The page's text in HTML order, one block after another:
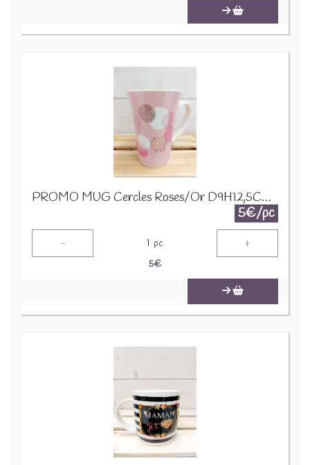
PROMO MUG Cercles Roses/Or D9H12,5CM 24322
5€/pc
- 1 pc +
5€